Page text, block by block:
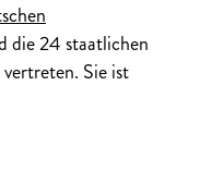
die 24 staatlichen
Sie ist